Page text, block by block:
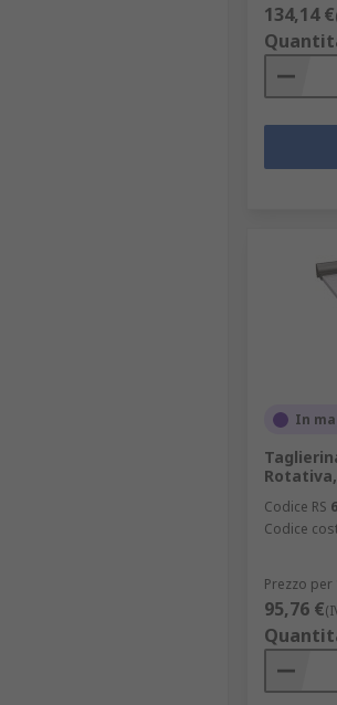
134,14 €
In
Codice RS
Codice
Prezzo per
95,76 €